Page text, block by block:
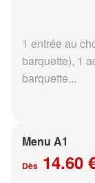
1 entrée au
barquette), 1
barquette...
Menu A1
Dès 14.60